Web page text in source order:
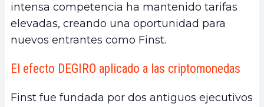
intensa competencia ha mantenido tarifas
elevadas, creando una oportunidad para
nuevos entrantes como Finst.
El efecto DEGIRO aplicado a las criptomonedas
Finst fue fundada por dos antiguos ejecutivos